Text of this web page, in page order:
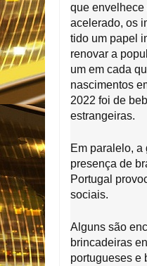
que envelhece
acelerado, os
tido um papel
renovar a
um em cada
nascimentos
2022 foi de
estrangeiras.
Em paralelo, a
presença de
Portugal
sociais.
Alguns são
brincadeiras
portugueses